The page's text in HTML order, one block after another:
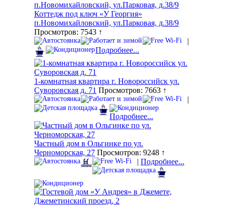
Коттедж под ключ «У Георгия»
п.Новомихайловский, ул.Парковая, д.38/9
Просмотров: 7543 ↑
|
Подробнее...
1-комнатная квартира г. Новороссийск ул.
Суворовская д. 71 Просмотров: 7663 ↑
|
Подробнее...
Частный дом в Ольгинке по ул.
Черноморская, 27 Просмотров: 9248 ↑
| Подробнее...